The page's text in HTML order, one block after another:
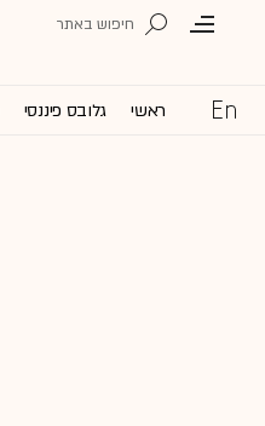
ראשי גלובס פיננסי